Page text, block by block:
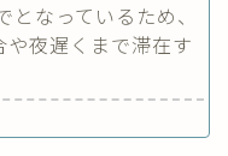
なっているため、
夜遅くまで滞在す